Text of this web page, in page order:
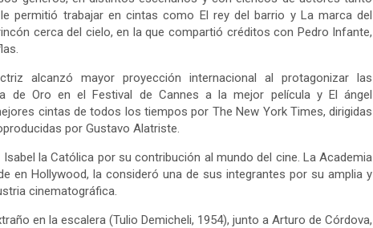
permitió trabajar en cintas como El rey del barrio y La marca del
cerca del cielo, en la que compartió créditos con Pedro Infante,
alcanzó mayor proyección internacional al protagonizar las
de Oro en el Festival de Cannes a la mejor película y El ángel
cintas de todos los tiempos por The New York Times, dirigidas
por Gustavo Alatriste.
la Católica por su contribución al mundo del cine. La Academia
en Hollywood, la consideró una de sus integrantes por su amplia y
cinematográfica.
en la escalera (Tulio Demicheli, 1954), junto a Arturo de Córdova,